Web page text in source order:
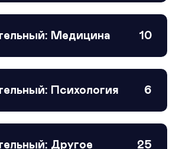
Медицина 10
Психология 6
Другое 25